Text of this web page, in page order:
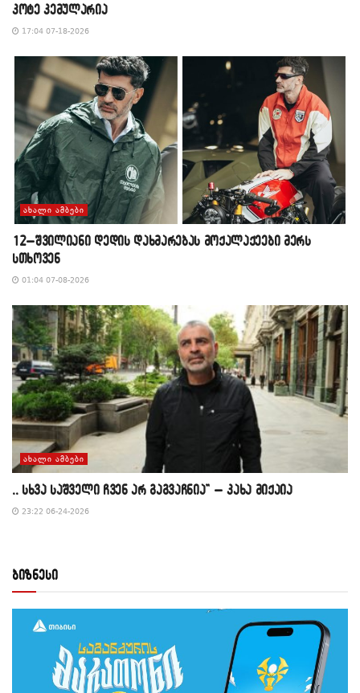
კოტე კემულარია
17:04 07-18-2026
ᲐᲮᲐᲚᲘ ᲐᲛᲑᲔᲑᲘ
12–შვილიანი დედის დახმარებას მოქალაქეები მერს
სთხოვენ
01:04 07-08-2026
ᲐᲮᲐᲚᲘ ᲐᲛᲑᲔᲑᲘ
,, სხვა საშველი ჩვენ არ გაგვაჩნია” – კახა მიქაია
23:22 06-24-2026
ბიზნესი